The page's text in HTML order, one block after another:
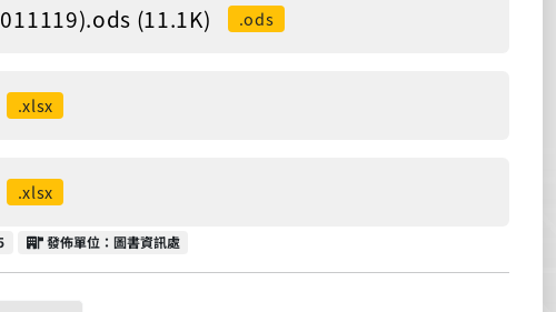
(11.1K) .ods
.xlsx
.xlsx
發佈單位
發佈單位：圖書資訊處